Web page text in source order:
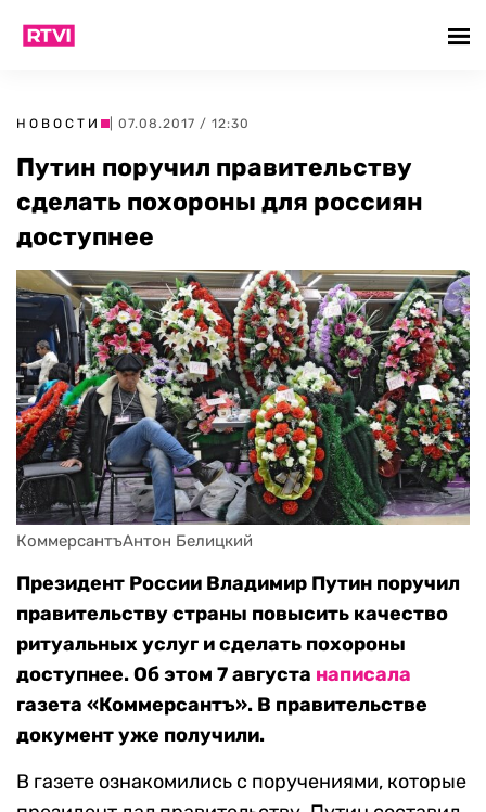
НОВОСТИ | 07.08.2017 / 12:30
Путин поручил правительству
сделать похороны для россиян
доступнее
КоммерсантъАнтон Белицкий
Президент России Владимир Путин поручил
правительству страны повысить качество
ритуальных услуг и сделать похороны
доступнее. Об этом 7 августа написала
газета «Коммерсантъ». В правительстве
документ уже получили.
В газете ознакомились с поручениями, которые